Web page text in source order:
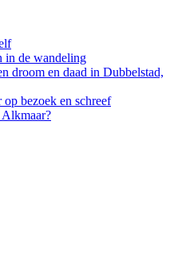
in de wandeling
droom en daad in Dubbelstad,
bezoek en schreef